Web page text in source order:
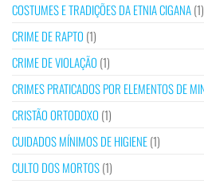
COSTUMES E TRADIÇÕES DA ETNIA CIGANA(1)
CRIME DE RAPTO (1)
CRIME DE VIOLAÇÃO (1)
CRIMES PRATICADOS POR ELEMENTOS DE
CRISTÃO ORTODOXO (1)
CUIDADOS MÍNIMOS DE HIGIENE(1)
CULTO DOS MORTOS(1)